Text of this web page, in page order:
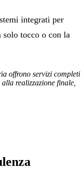
integrati per
solo tocco o con la
offrono servizi completi
realizzazione finale,